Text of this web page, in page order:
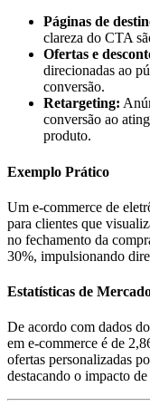
Páginas de
clareza do CTA
Ofertas e
direcionadas ao
conversão.
Retargeting:
conversão ao
produto.
Exemplo Prático
Um e-commerce de
para clientes que
no fechamento da
30%, impulsionando
Estatísticas de
De acordo com dados
em e-commerce é de
ofertas personalizadas
destacando o impacto